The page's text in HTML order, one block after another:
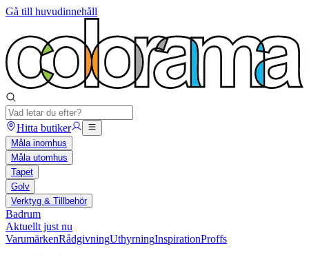
Gå till huvudinnehåll
Hitta butiker
Måla inomhus
Måla utomhus
Tapet
Golv
Verktyg & Tillbehör
Badrum
Aktuellt just nu
VarumärkenRådgivningUthyrningInspirationProffs